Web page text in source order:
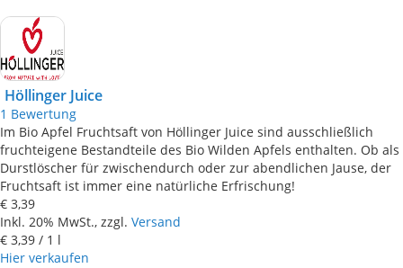
Höllinger Juice
1 Bewertung
Im Bio Apfel Fruchtsaft von Höllinger Juice sind ausschließlich
fruchteigene Bestandteile des Bio Wilden Apfels enthalten. Ob als
Durstlöscher für zwischendurch oder zur abendlichen Jause, der
Fruchtsaft ist immer eine natürliche Erfrischung!
€ 3,39
Inkl. 20% MwSt., zzgl. Versand
€ 3,39 / 1 l
Hier verkaufen